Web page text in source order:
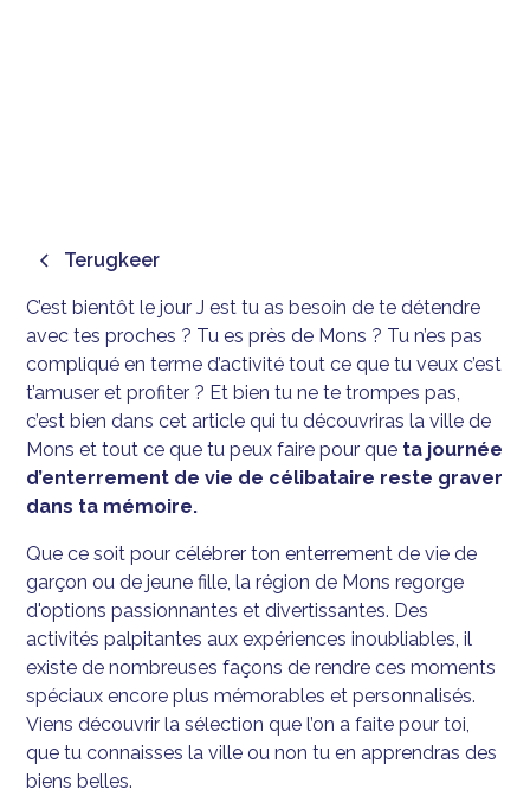
Terugkeer
C’est bientôt le jour J est tu as besoin de te détendre
avec tes proches ? Tu es près de Mons ? Tu n’es pas
compliqué en terme d’activité tout ce que tu veux c’est
t’amuser et profiter ? Et bien tu ne te trompes pas,
c’est bien dans cet article qui tu découvriras la ville de
Mons et tout ce que tu peux faire pour que ta journée
d’enterrement de vie de célibataire reste graver
dans ta mémoire.
Que ce soit pour célébrer ton enterrement de vie de
garçon ou de jeune fille, la région de Mons regorge
d'options passionnantes et divertissantes. Des
activités palpitantes aux expériences inoubliables, il
existe de nombreuses façons de rendre ces moments
spéciaux encore plus mémorables et personnalisés.
Viens découvrir la sélection que l’on a faite pour toi,
que tu connaisses la ville ou non tu en apprendras des
biens belles.